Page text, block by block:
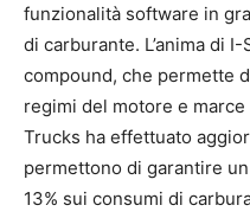
funzionalità software in
di carburante. L’anima di
compound, che permette
regimi del motore e
Trucks ha effettuato
permettono di garantire
13% sui consumi di